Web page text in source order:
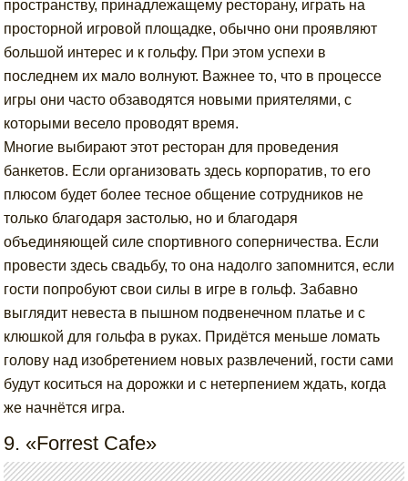
пространству, принадлежащему ресторану, играть на
просторной игровой площадке, обычно они проявляют
большой интерес и к гольфу. При этом успехи в
последнем их мало волнуют. Важнее то, что в процессе
игры они часто обзаводятся новыми приятелями, с
которыми весело проводят время.
Многие выбирают этот ресторан для проведения
банкетов. Если организовать здесь корпоратив, то его
плюсом будет более тесное общение сотрудников не
только благодаря застолью, но и благодаря
объединяющей силе спортивного соперничества. Если
провести здесь свадьбу, то она надолго запомнится, если
гости попробуют свои силы в игре в гольф. Забавно
выглядит невеста в пышном подвенечном платье и с
клюшкой для гольфа в руках. Придётся меньше ломать
голову над изобретением новых развлечений, гости сами
будут коситься на дорожки и с нетерпением ждать, когда
же начнётся игра.
9. «Forrest Cafe»